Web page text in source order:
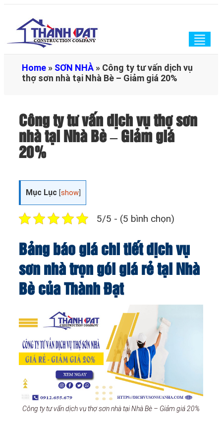
Home » SƠN NHÀ » Công ty tư vấn dịch vụ
thợ sơn nhà tại Nhà Bè – Giảm giá 20%
Công ty tư vấn dịch vụ thợ sơn
nhà tại Nhà Bè – Giảm giá
20%
Mục Lục [show
5/5 - (5 bình chọn)
Bảng báo giá chi tiết dịch vụ
sơn nhà trọn gói giá rẻ tại Nhà
Bè của Thành Đạt
Công ty tư vấn dịch vụ thợ sơn nhà tại Nhà Bè – Giảm giá 20%